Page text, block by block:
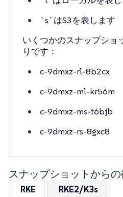
`s`はS3を表します
いくつかのスナップショ
りです：
c-9dmxz-rl-8b2cx
c-9dmxz-ml-kr56m
c-9dmxz-ms-t6bjb
c-9dmxz-rs-8gxc8
スナップショットから
RKE RKE2/K3s